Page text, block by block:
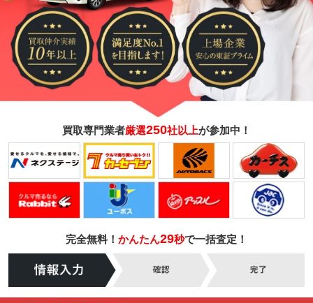
買取専門業者厳選250社以上が参加中！
完全無料！ かんたん29秒で一括査定！